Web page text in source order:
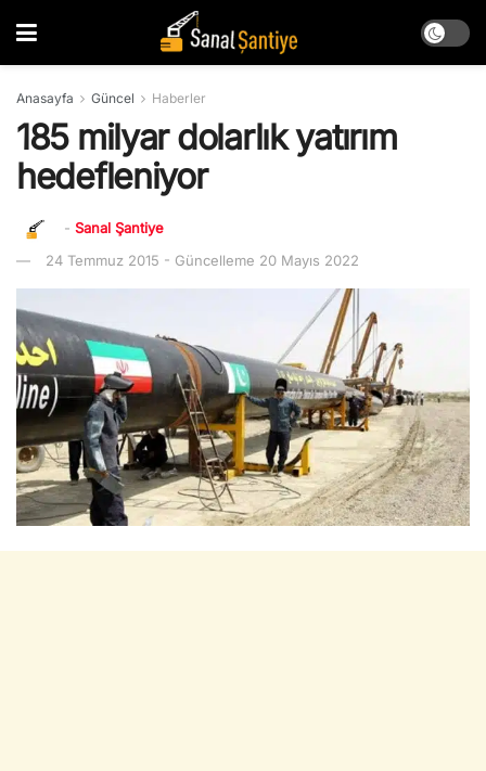
Anasayfa Güncel Haberler
185 milyar dolarlık yatırım
hedefleniyor
- Sanal Şantiye
24 Temmuz 2015 - Güncelleme 20 Mayıs 2022